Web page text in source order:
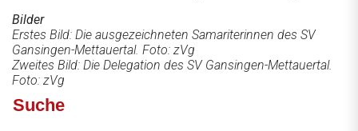
Bilder
Erstes Bild: Die ausgezeichneten Samariterinnen des SV
Gansingen-Mettauertal. Foto: zVg
Zweites Bild: Die Delegation des SV Gansingen-Mettauertal.
Foto: zVg
Suche